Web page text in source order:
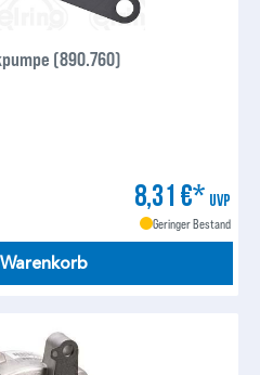
(890.760)
8,31 €* UVP
Geringer Bestand